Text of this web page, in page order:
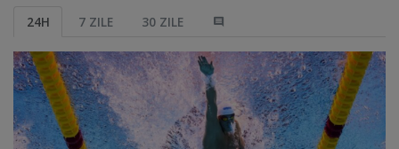
24H 7 ZILE 30 ZILE